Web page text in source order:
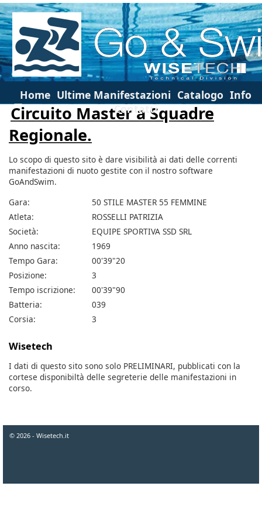
Home Ultime Manifestazioni Catalogo Info
Contatti
Circuito Master a Squadre
Regionale.
Lo scopo di questo sito è dare visibilità ai dati delle correnti
manifestazioni di nuoto gestite con il nostro software
GoAndSwim.
Gara:
50 STILE MASTER 55 FEMMINE
Atleta:
ROSSELLI PATRIZIA
Società:
EQUIPE SPORTIVA SSD SRL
Anno nascita:
1969
Tempo Gara:
00'39"20
Posizione:
3
Tempo iscrizione:
00'39"90
Batteria:
039
Corsia:
3
Wisetech
I dati di questo sito sono solo PRELIMINARI, pubblicati con la
cortese disponibiltà delle segreterie delle manifestazioni in
corso.
© 2026 - Wisetech.it